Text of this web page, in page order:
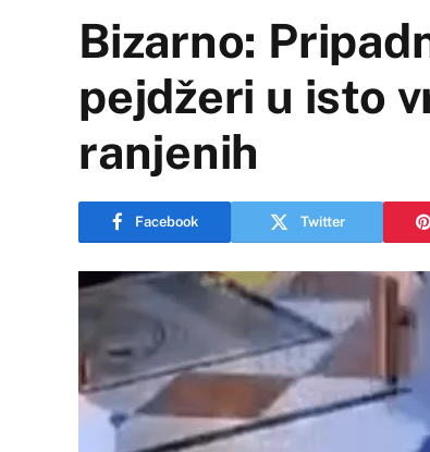
Bizarno:
pejdžeri u isto
ranjenih
Facebook Twitter